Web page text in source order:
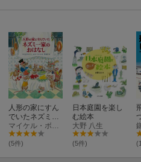
人形の家にすん
でいたネズミ一
家のおはなしマイケル・ボンド
(5件)
日本庭園を楽し
む絵本
大野 八生
(5件)